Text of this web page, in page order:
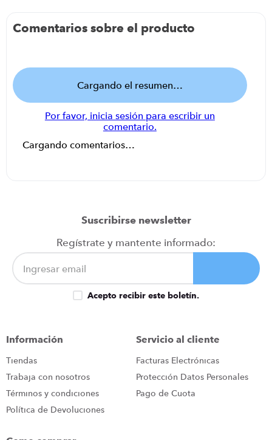
Comentarios sobre el producto
Cargando el resumen…
Por favor, inicia sesión para escribir un
comentario.
Cargando comentarios…
Suscribirse newsletter
Regístrate y mantente informado:
Acepto recibir este boletín.
Información
Tiendas
Trabaja con nosotros
Términos y condiciones
Política de Devoluciones
Servicio al cliente
Facturas Electrónicas
Protección Datos Personales
Pago de Cuota